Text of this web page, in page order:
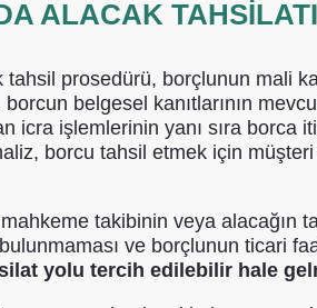
ALACAK TAHSILATI
tahsil prosedürü, borçlunun mali
borcun belgesel kanıtlarının
icra işlemlerinin yanı sıra borca
borcu tahsil etmek için müşteri
takibinin veya alacağın
ve borçlunun ticari
yolu tercih edilebilir hale